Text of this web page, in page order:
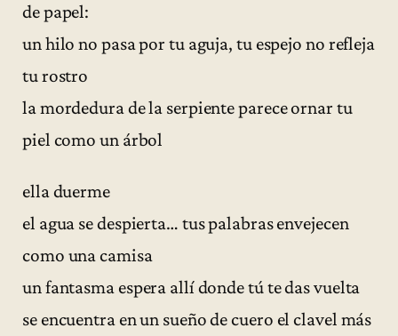
de papel:
un hilo no pasa por tu aguja, tu espejo no refleja
tu rostro
la mordedura de la serpiente parece ornar tu
piel como un árbol
ella duerme
el agua se despierta… tus palabras envejecen
como una camisa
un fantasma espera allí donde tú te das vuelta
se encuentra en un sueño de cuero el clavel más